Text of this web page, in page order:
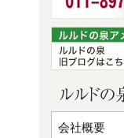
会社概要